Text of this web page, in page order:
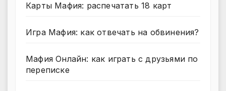
Карты Мафия: распечатать 18 карт
Игра Мафия: как отвечать на обвинения?
Мафия Онлайн: как играть с друзьями по
переписке